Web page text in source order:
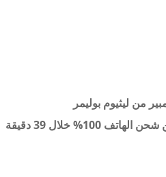
ليثيوم بوليمر